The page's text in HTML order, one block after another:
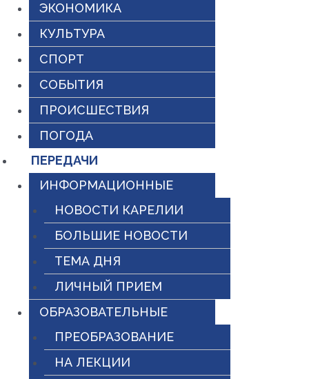
ЭКОНОМИКА
КУЛЬТУРА
СПОРТ
СОБЫТИЯ
ПРОИСШЕСТВИЯ
ПОГОДА
ПЕРЕДАЧИ
ИНФОРМАЦИОННЫЕ
НОВОСТИ КАРЕЛИИ
БОЛЬШИЕ НОВОСТИ
ТЕМА ДНЯ
ЛИЧНЫЙ ПРИЕМ
ОБРАЗОВАТЕЛЬНЫЕ
ПРЕОБРАЗОВАНИЕ
НА ЛЕКЦИИ